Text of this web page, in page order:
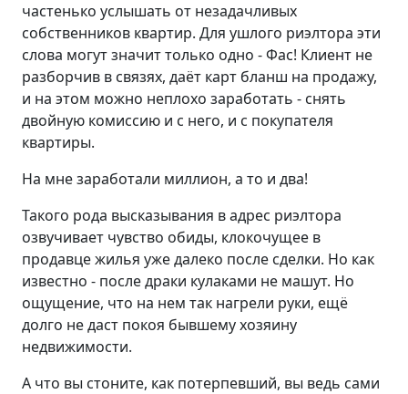
частенько услышать от незадачливых
собственников квартир. Для ушлого риэлтора эти
слова могут значит только одно - Фас! Клиент не
разборчив в связях, даёт карт бланш на продажу,
и на этом можно неплохо заработать - снять
двойную комиссию и с него, и с покупателя
квартиры.
На мне заработали миллион, а то и два!
Такого рода высказывания в адрес риэлтора
озвучивает чувство обиды, клокочущее в
продавце жилья уже далеко после сделки. Но как
известно - после драки кулаками не машут. Но
ощущение, что на нем так нагрели руки, ещё
долго не даст покоя бывшему хозяину
недвижимости.
А что вы стоните, как потерпевший, вы ведь сами